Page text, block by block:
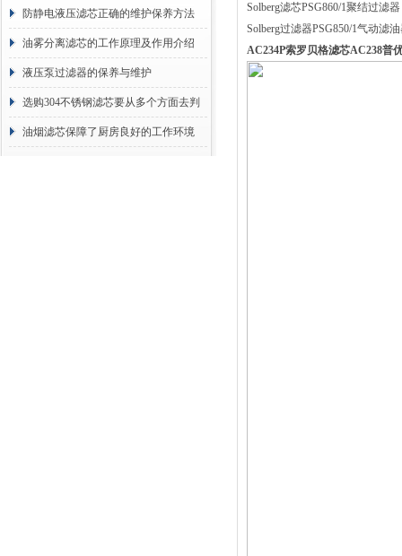
防静电液压滤芯正确的维护保养方法
油雾分离滤芯的工作原理及作用介绍
液压泵过滤器的保养与维护
选购304不锈钢滤芯要从多个方面去判
断
油烟滤芯保障了厨房良好的工作环境
Solberg滤芯PSG860/1聚结过滤器
Solberg过滤器PSG850/1气动滤
AC234P索罗贝格滤芯AC238普